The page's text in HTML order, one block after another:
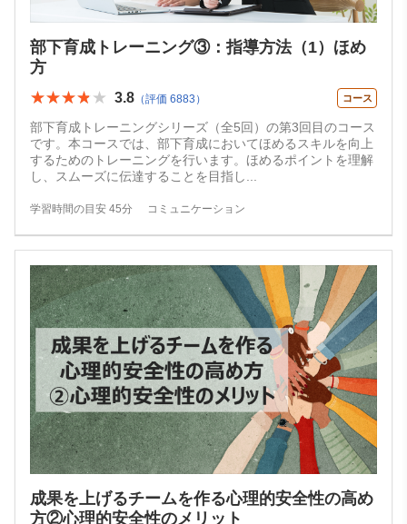
部下育成トレーニング③：指導方法（1）ほめ
方
★★★★★
★★★★★ 3.8 （評価 6883） コース
部下育成トレーニングシリーズ（全5回）の第3回目のコース
です。本コースでは、部下育成においてほめるスキルを向上
するためのトレーニングを行います。ほめるポイントを理解
し、スムーズに伝達することを目指し...
学習時間の目安 45分 コミュニケーション
成果を上げるチームを作る心理的安全性の高め
方②心理的安全性のメリット